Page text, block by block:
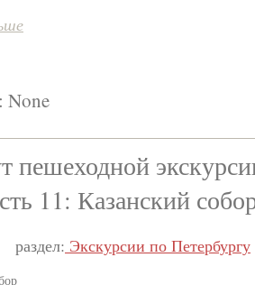
None
11: Казанский
раздел: Экскурсии по Петербургу